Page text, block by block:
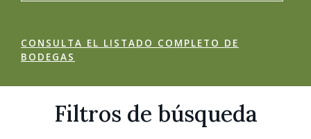
CONSULTA EL LISTADO COMPLETO DE
BODEGAS
Filtros de búsqueda